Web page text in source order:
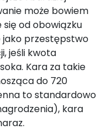
może bowiem
od obowiązku
przestępstwo
jeśli kwota
Kara za takie
do 720
to standardowo
kara